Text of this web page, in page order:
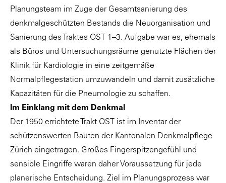
Planungsteam im Zuge der Gesamtsanierung des
denkmalgeschützten Bestands die Neuorganisation und
Sanierung des Traktes OST 1–3. Aufgabe war es, ehemals
als Büros und Untersuchungsräume genutzte Flächen der
Klinik für Kardiologie in eine zeitgemäße
Normalpflegestation umzuwandeln und damit zusätzliche
Kapazitäten für die Pneumologie zu schaffen.
Im Einklang mit dem Denkmal
Der 1950 errichtete Trakt OST ist im Inventar der
schützenswerten Bauten der Kantonalen Denkmalpflege
Zürich eingetragen. Großes Fingerspitzengefühl und
sensible Eingriffe waren daher Voraussetzung für jede
planerische Entscheidung. Ziel im Planungsprozess war